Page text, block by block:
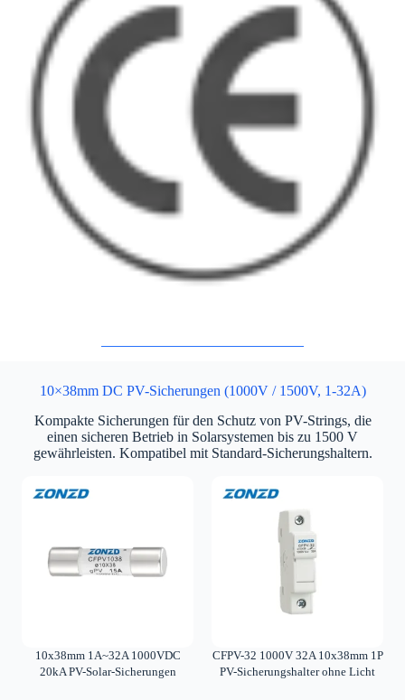
10×38mm DC PV-Sicherungen (1000V / 1500V, 1-32A)
Kompakte Sicherungen für den Schutz von PV-Strings, die
einen sicheren Betrieb in Solarsystemen bis zu 1500 V
gewährleisten. Kompatibel mit Standard-Sicherungshaltern.
10x38mm 1A~32A 1000VDC
20kA PV-Solar-Sicherungen
CFPV-32 1000V 32A 10x38mm 1P
PV-Sicherungshalter ohne Licht